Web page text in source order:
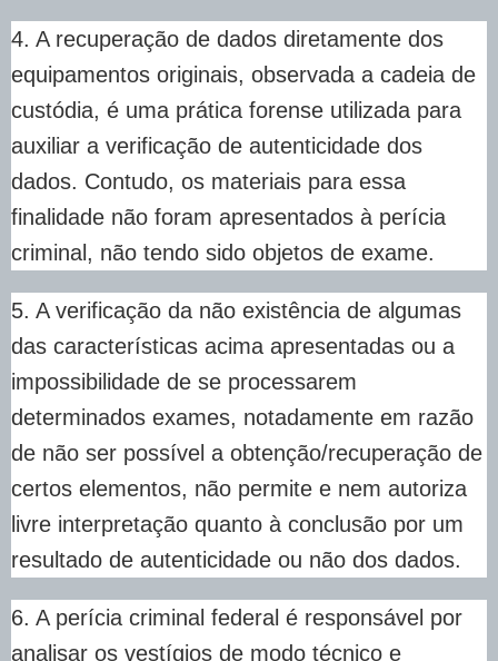
4. A recuperação de dados diretamente dos
equipamentos originais, observada a cadeia de
custódia, é uma prática forense utilizada para
auxiliar a verificação de autenticidade dos
dados. Contudo, os materiais para essa
finalidade não foram apresentados à perícia
criminal, não tendo sido objetos de exame.
5. A verificação da não existência de algumas
das características acima apresentadas ou a
impossibilidade de se processarem
determinados exames, notadamente em razão
de não ser possível a obtenção/recuperação de
certos elementos, não permite e nem autoriza
livre interpretação quanto à conclusão por um
resultado de autenticidade ou não dos dados.
6. A perícia criminal federal é responsável por
analisar os vestígios de modo técnico e